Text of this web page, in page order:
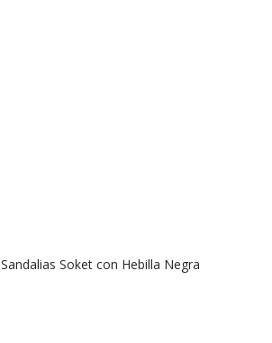
Sandalias Soket con Hebilla Negra